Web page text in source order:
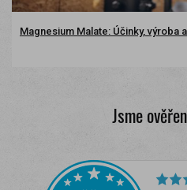
Magnesium Malate: Účinky, výroba
Jsme